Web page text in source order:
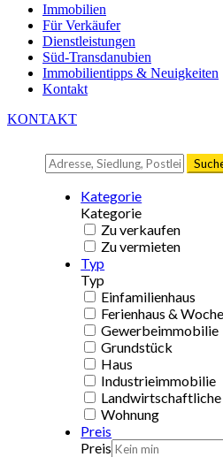
Immobilien
Für Verkäufer
Dienstleistungen
Süd-Transdanubien
Immobilientipps & Neuigkeiten
Kontakt
KONTAKT
Kategorie
Kategorie
Zu verkaufen
Zu vermieten
Typ
Typ
Einfamilienhaus
Ferienhaus &
Gewerbeimmobilie
Grundstück
Haus
Industrieimmobilie
Wohnung
Preis
Preis